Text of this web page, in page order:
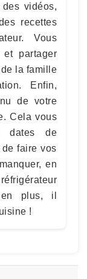
vidéos,
recettes
Vous
et partager
la famille
Enfin,
de votre
Cela vous
dates de
faire vos
en
plus, il
!